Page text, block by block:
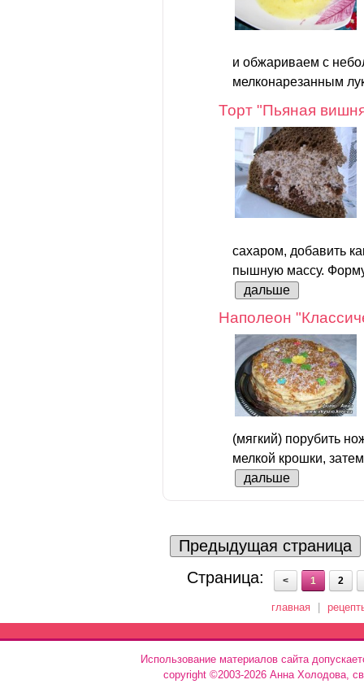
и обжариваем с
мелконарезанным
Торт "Пьяная
сахаром, добавить
пышную массу.
дальше
Наполеон
(мягкий) порубить
мелкой крошки,
дальше
Предыдущая страница
Страница:
< 1 2
главная
Использование материалов сайта
copyright ©2003-2026 Анна Холодова,